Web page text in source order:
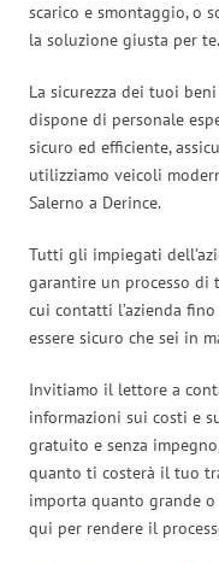
scarico e smontaggio, o
la soluzione giusta per te.
La sicurezza dei tuoi
dispone di personale
sicuro ed efficiente,
utilizziamo veicoli
Salerno a Derince.
Tutti gli impiegati
garantire un processo di
cui contatti l’azienda
essere sicuro che sei in
Invitiamo il lettore a
informazioni sui costi e
gratuito e senza
quanto ti costerà il tuo
importa quanto grande
qui per rendere il